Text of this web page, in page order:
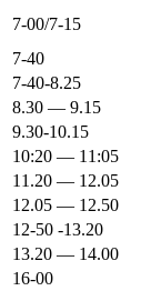
7-00/7-15
7-40
7-40-8.25
8.30 — 9.15
9.30-10.15
10:20 — 11:05
11.20 — 12.05
12.05 — 12.50
12-50 -13.20
13.20 — 14.00
16-00